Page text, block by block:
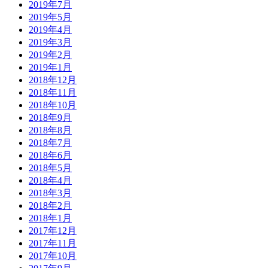
2019年7月
2019年5月
2019年4月
2019年3月
2019年2月
2019年1月
2018年12月
2018年11月
2018年10月
2018年9月
2018年8月
2018年7月
2018年6月
2018年5月
2018年4月
2018年3月
2018年2月
2018年1月
2017年12月
2017年11月
2017年10月